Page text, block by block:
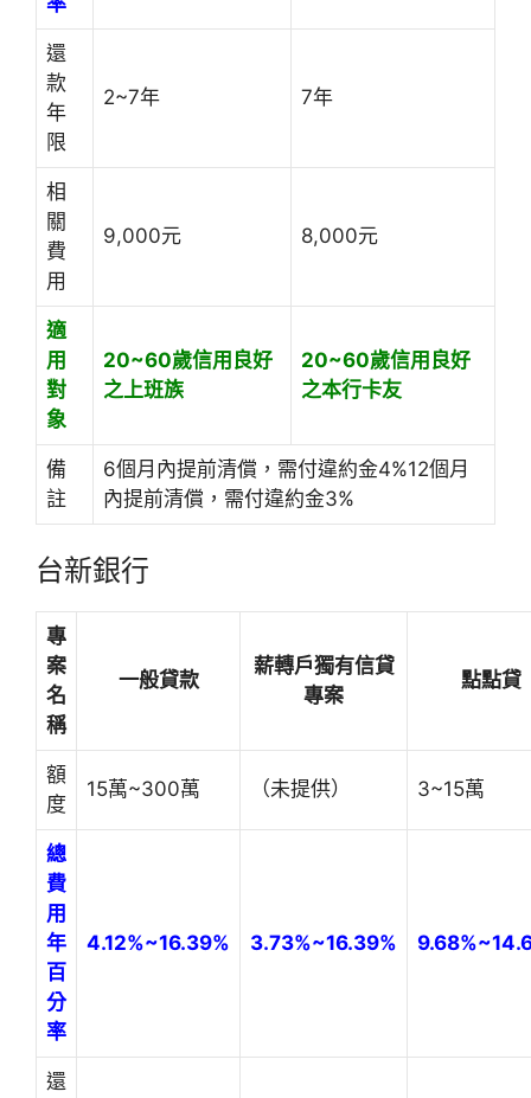
還
款
年
限
2~7年 7年
相
關
費
用
9,000元 8,000元
適
用
對
象
20~60歲信用良好
之上班族
20~60歲信用良好
之本行卡友
備
註
6個月內提前清償，需付違約金4%12個月
內提前清償，需付違約金3%
台新銀行
專
案
名
稱
一般貸款
薪轉戶獨有信貸
專案
點點貸
額
度
15萬~300萬 （未提供） 3~15萬
總
費
用
年
百
分
率
4.12%~16.39% 3.73%~16.39%
還